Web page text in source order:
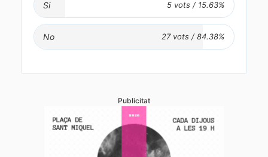
Si
No
Publicitat